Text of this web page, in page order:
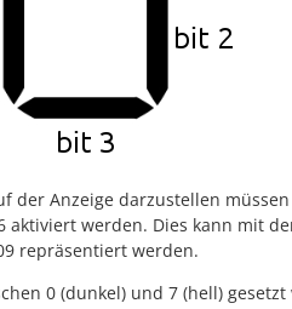
der Anzeige darzustellen
aktiviert werden. Dies kann mit
repräsentiert werden.
0 (dunkel) und 7 (hell)